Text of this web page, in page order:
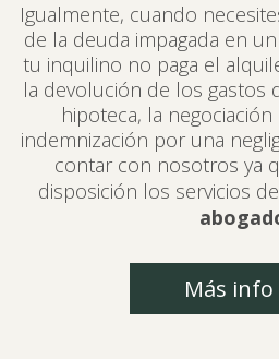
Igualmente, cuando
de la deuda impagada en
tu inquilino no paga el
la devolución de los gastos
hipoteca, la
indemnización por una
contar con nosotros ya
disposición los servicios
Más info